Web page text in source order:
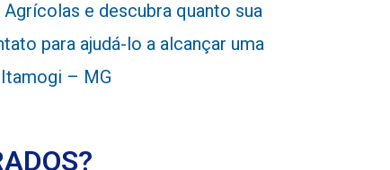
e descubra quanto sua
para ajudá-lo a alcançar uma
– MG